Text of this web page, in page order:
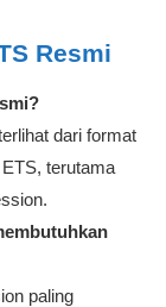
Resmi
dari format
terutama
paling